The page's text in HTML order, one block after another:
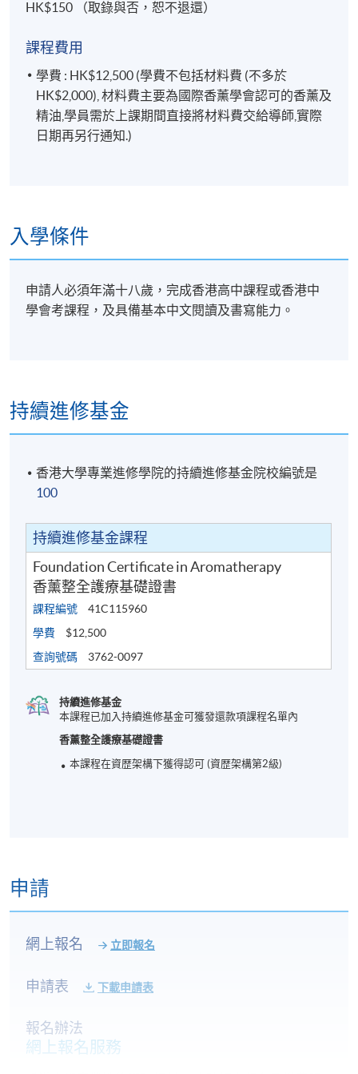
HK$150 （取錄與否，恕不退還）
課程費用
學費 : HK$12,500 (學費不包括材料費 (不多於
HK$2,000), 材料費主要為國際香薰學會認可的香薰及
精油,學員需於上課期間直接將材料費交給導師,實際
日期再另行通知.)
入學條件
申請人必須年滿十八歲，完成香港高中課程或香港中
學會考課程，及具備基本中文閱讀及書寫能力。
持續進修基金
香港大學專業進修學院的持續進修基金院校編號是
100
持續進修基金課程
Foundation Certificate in Aromatherapy
香薰整全護療基礎證書
課程編號
41C115960
學費
$12,500
查詢號碼
3762-0097
持續進修基金
本課程已加入持續進修基金可獲發還款項課程名單內
香薰整全護療基礎證書
本課程在資歴架構下獲得認可 (資歴架構第2級)
申請
網上報名 立即報名
申請表 下載申請表
報名辦法
網上報名服務